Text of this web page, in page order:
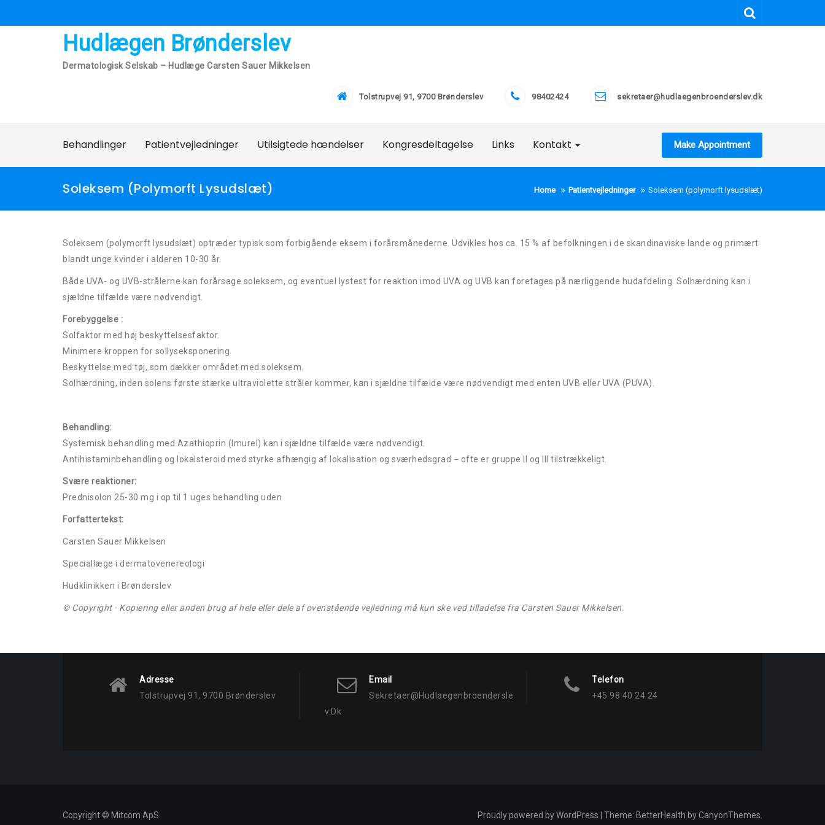
Hudlægen Brønderslev
Dermatologisk Selskab – Hudlæge Carsten Sauer Mikkelsen
Tolstrupvej 91, 9700 Brønderslev 98402424 sekretaer@hudlaegenbroenderslev.dk
Behandlinger Patientvejledninger Utilsigtede hændelser Kongresdeltagelse Links Kontakt Make Appointment
Soleksem (polymorft Lysudslæt) Home Patientvejledninger Soleksem (polymorft lysudslæt)
Soleksem (polymorft lysudslæt) optræder typisk som forbigående eksem i forårsmånederne. Udvikles hos ca. 15 % af befolkningen i de skandinaviske lande og primært
blandt unge kvinder i alderen 10-30 år.
Både UVA- og UVB-strålerne kan forårsage soleksem, og eventuel lystest for reaktion imod UVA og UVB kan foretages på nærliggende hudafdeling. Solhærdning kan i
sjældne tilfælde være nødvendigt.
Forebyggelse :
Solfaktor med høj beskyttelsesfaktor.
Minimere kroppen for sollyseksponering.
Beskyttelse med tøj, som dækker området med soleksem.
Solhærdning, inden solens første stærke ultraviolette stråler kommer, kan i sjældne tilfælde være nødvendigt med enten UVB eller UVA (PUVA).
Behandling:
Systemisk behandling med Azathioprin (Imurel) kan i sjældne tilfælde være nødvendigt.
Antihistaminbehandling og lokalsteroid med styrke afhængig af lokalisation og sværhedsgrad − ofte er gruppe II og III tilstrækkeligt.
Svære reaktioner:
Prednisolon 25-30 mg i op til 1 uges behandling uden
Forfattertekst:
Carsten Sauer Mikkelsen
Speciallæge i dermatovenereologi
Hudklinikken i Brønderslev
© Copyright · Kopiering eller anden brug af hele eller dele af ovenstående vejledning må kun ske ved tilladelse fra Carsten Sauer Mikkelsen.
Adresse
Tolstrupvej 91, 9700 Brønderslev
Email
Sekretaer@hudlaegenbroendersle
V.dk
Telefon
+45 98 40 24 24
Copyright © Mitcom ApS Proudly powered by WordPress Theme: BetterHealth byCanyonThemes